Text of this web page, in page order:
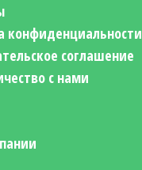
конфиденциальности
соглашение
с нами